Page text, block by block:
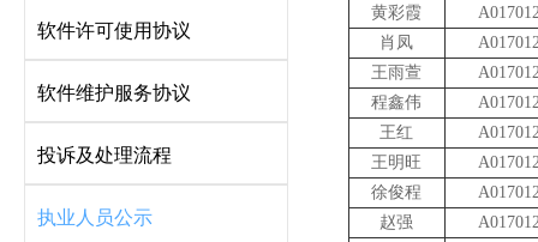
软件许可使用协议
软件维护服务协议
投诉及处理流程
执业人员公示
黄彩霞
肖凤
王雨萱
程鑫伟
王红
王明旺
徐俊程
赵强